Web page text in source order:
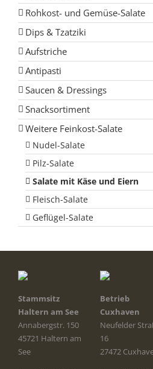
Rohkost- und Gemüse-Salate
Dips & Tzatziki
Aufstriche
Antipasti
Saucen & Dressings
Snacksortiment
Weitere Feinkost-Salate
Nudel-Salate
Pilz-Salate
Salate mit Käse und Eiern
Fleisch-Salate
Geflügel-Salate
Stammsitz
Haltern am See
Annabergstr. 150
45721 Haltern am
See
Betrieb
Cuxhaven
Neufelder
16
27472